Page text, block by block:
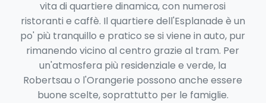
vita di quartiere dinamica, con numerosi
ristoranti e caffè. Il quartiere dell'Esplanade è un
po' più tranquillo e pratico se si viene in auto, pur
rimanendo vicino al centro grazie al tram. Per
un'atmosfera più residenziale e verde, la
Robertsau o l'Orangerie possono anche essere
buone scelte, soprattutto per le famiglie.